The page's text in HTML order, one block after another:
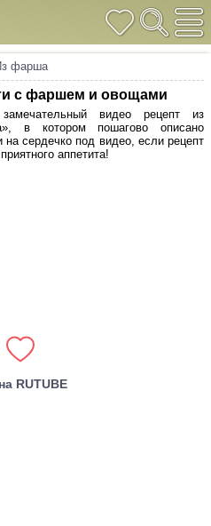
фарша
с фаршем и овощами
видео рецепт из
в котором пошагово описано
сердечко под видео, если рецепт
аппетита!
RUTUBE